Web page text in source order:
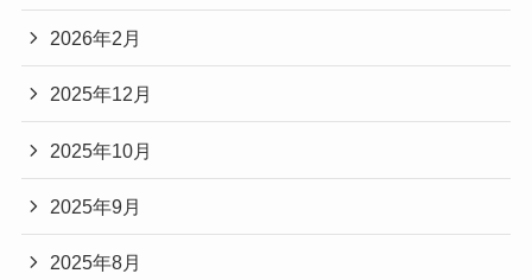
2026年2月
2025年12月
2025年10月
2025年9月
2025年8月